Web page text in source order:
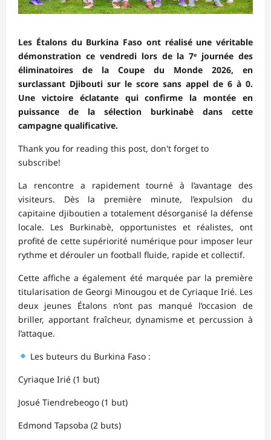
Les Étalons du Burkina Faso ont réalisé une véritable
démonstration ce vendredi lors de la 7ᵉ journée des
éliminatoires de la Coupe du Monde 2026, en
surclassant Djibouti sur le score sans appel de 6 à 0.
Une victoire éclatante qui confirme la montée en
puissance de la sélection burkinabè dans cette
campagne qualificative.
Thank you for reading this post, don't forget to
subscribe!
La rencontre a rapidement tourné à l’avantage des
visiteurs. Dès la première minute, l’expulsion du
capitaine djiboutien a totalement désorganisé la défense
locale. Les Burkinabè, opportunistes et réalistes, ont
profité de cette supériorité numérique pour imposer leur
rythme et dérouler un football fluide, rapide et collectif.
Cette affiche a également été marquée par la première
titularisation de Georgi Minougou et de Cyriaque Irié. Les
deux jeunes Étalons n’ont pas manqué l’occasion de
briller, apportant fraîcheur, dynamisme et percussion à
l’attaque.
Les buteurs du Burkina Faso :
Cyriaque Irié (1 but)
Josué Tiendrebeogo (1 but)
Edmond Tapsoba (2 buts)